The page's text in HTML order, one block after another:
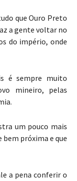
que Ouro Preto
a gente voltar no
do império, onde
é sempre muito
mineiro, pelas
um pouco mais
bem próxima e que
a pena conferir o